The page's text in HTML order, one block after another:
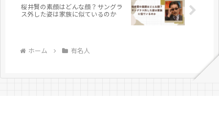
桜井賢の素顔はどんな顔？サングラ
ス外した姿は家族に似ているのか
ホーム 有名人